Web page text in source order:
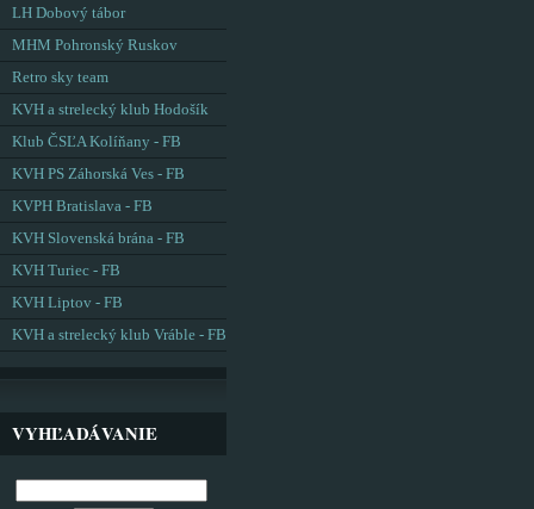
LH Dobový tábor
MHM Pohronský Ruskov
Retro sky team
KVH a strelecký klub Hodošík
Klub ČSĽA Kolíňany - FB
KVH PS Záhorská Ves - FB
KVPH Bratislava - FB
KVH Slovenská brána - FB
KVH Turiec - FB
KVH Liptov - FB
KVH a strelecký klub Vráble - FB
VYHĽADÁVANIE